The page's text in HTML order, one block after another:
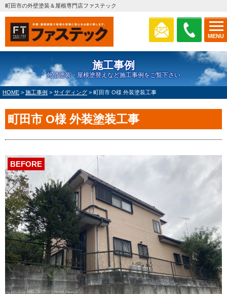
MENU
町田市の外壁塗装＆屋根専門店ファステック
施工事例
外壁塗装・屋根塗替えなど施工事例をご覧下さい
HOME > 施工事例 > サイディング > 町田市 O様 外装塗装工事
町田市 O様 外装塗装工事
BEFORE